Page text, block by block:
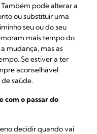
pode alterar a
ou substituir uma
seu ou do seu
mais tempo do
mudança, mas as
Se estiver a ter
aconselhável
saúde.
com o passar do
decidir quando vai